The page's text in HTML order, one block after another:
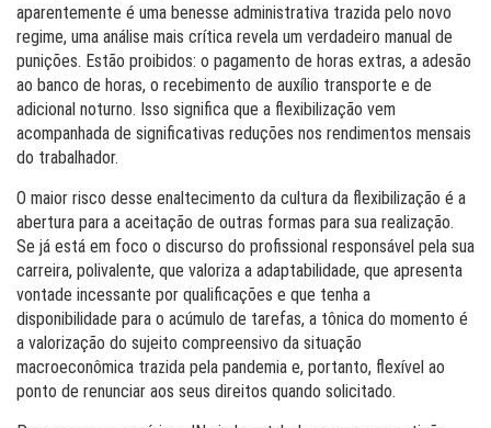
aparentemente é uma benesse administrativa trazida pelo novo
regime, uma análise mais crítica revela um verdadeiro manual de
punições. Estão proibidos: o pagamento de horas extras, a adesão
ao banco de horas, o recebimento de auxílio transporte e de
adicional noturno. Isso significa que a flexibilização vem
acompanhada de significativas reduções nos rendimentos mensais
do trabalhador.
O maior risco desse enaltecimento da cultura da flexibilização é a
abertura para a aceitação de outras formas para sua realização.
Se já está em foco o discurso do profissional responsável pela sua
carreira, polivalente, que valoriza a adaptabilidade, que apresenta
vontade incessante por qualificações e que tenha a
disponibilidade para o acúmulo de tarefas, a tônica do momento é
a valorização do sujeito compreensivo da situação
macroeconômica trazida pela pandemia e, portanto, flexível ao
ponto de renunciar aos seus direitos quando solicitado.